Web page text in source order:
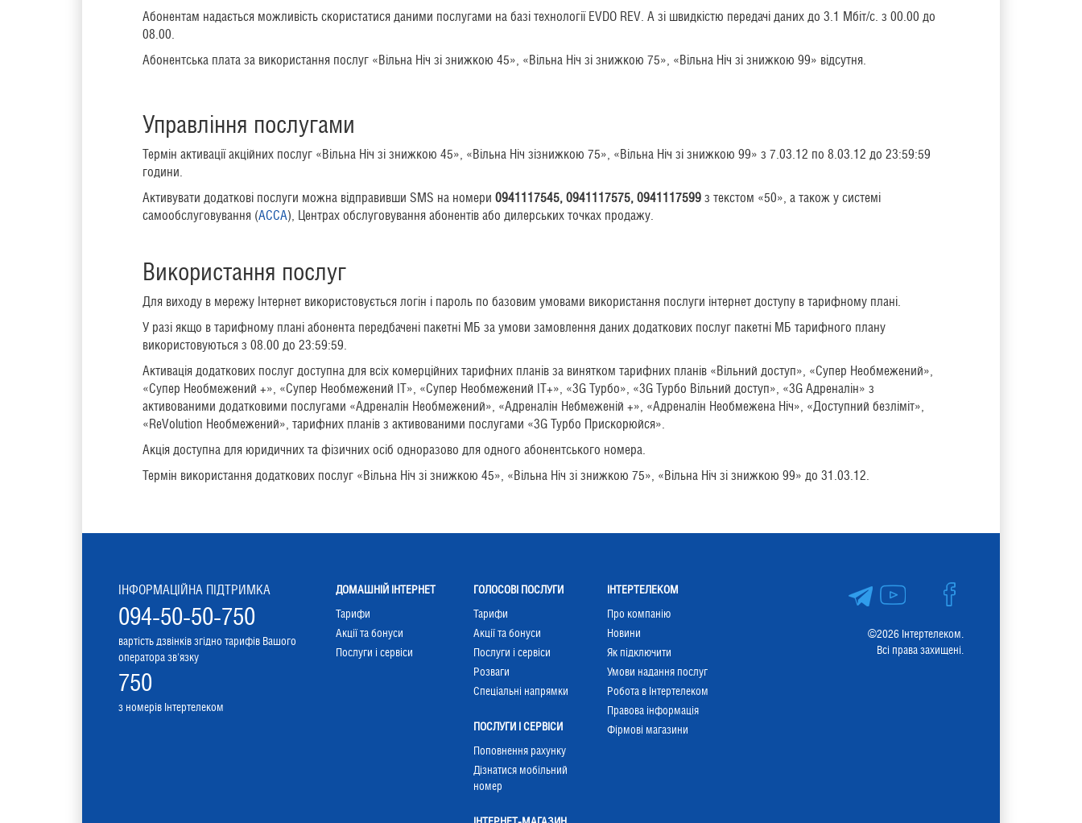
Абонентам надається можливість скористатися даними послугами на базі технології EVDO REV. A зі швидкістю передачі даних до 3.1 Мбіт/с. з 00.00 до
08.00.
Абонентська плата за використання послуг «Вільна Ніч зі знижкою 45», «Вільна Ніч зі знижкою 75», «Вільна Ніч зі знижкою 99» відсутня.
Управління послугами
Термін активації акційних послуг «Вільна Ніч зі знижкою 45», «Вільна Ніч зізнижкою 75», «Вільна Ніч зі знижкою 99» з 7.03.12 по 8.03.12 до 23:59:59
години.
Активувати додаткові послуги можна відправивши SMS на номери 0941117545, 0941117575, 0941117599 з текстом «50», а також у системі
самообслуговування (АССА), Центрах обслуговування абонентів або дилерських точках продажу.
Використання послуг
Для виходу в мережу Інтернет використовується логін і пароль по базовим умовами використання послуги інтернет доступу в тарифному плані.
У разі якщо в тарифному плані абонента передбачені пакетні МБ за умови замовлення даних додаткових послуг пакетні МБ тарифного плану
використовуються з 08.00 до 23:59:59.
Активація додаткових послуг доступна для всіх комерційних тарифних планів за винятком тарифних планів «Вiльний доступ», «Супер Необмежений»,
«Супер Необмежений +», «Супер Необмежений ІТ», «Супер Необмежений ІТ+», «3G Турбо», «3G Турбо Вільний доступ», «3G Адреналін» з
активованими додатковими послугами «Адреналін Необмежений», «Адреналін Небмеженій +», «Адреналін Необмежена Ніч», «Доступний безліміт»,
«ReVolution Необмежений», тарифних планів з активованими послугами «3G Турбо Прискорюйся».
Акція доступна для юридичних та фізичних осіб одноразово для одного абонентського номера.
Термін використання додаткових послуг «Вільна Ніч зі знижкою 45», «Вільна Ніч зі знижкою 75», «Вільна Ніч зі знижкою 99» до 31.03.12.
©2026 Інтертелеком.
Всі права захищені.
ІНФОРМАЦІЙНА ПІДТРИМКА
094-50-50-750
вартість дзвінків згідно тарифів Вашого
оператора зв'язку
750
з номерів Інтертелеком
ДОМАШНІЙ ІНТЕРНЕТ
Тарифи
Акції та бонуси
Послуги і сервіси
ГОЛОСОВІ ПОСЛУГИ
Тарифи
Акції та бонуси
Послуги і сервіси
Розваги
Cпеціальні напрямки
ПОСЛУГИ І СЕРВІСИ
Поповнення рахунку
Дізнатися мобільний
номер
ІНТЕРТЕЛЕКОМ
Про компанію
Новини
Як підключити
Умови надання послуг
Робота в Інтертелеком
Правова інформація
Фірмові магазини